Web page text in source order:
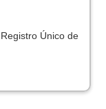
Único de